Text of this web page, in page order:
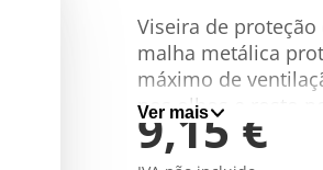
Viseira de
malha metálica
máximo de
nos olhos e rosto
Adequado para
Ver mais
9,15 €